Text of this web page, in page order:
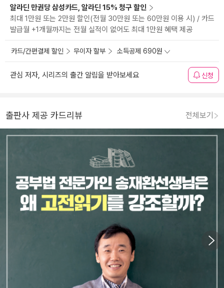
알라딘 만권당 삼성카드, 알라딘 15% 청구 할인
최대 1만원 또는 2만원 할인(전월 30만원 또는 60만원 이용 시) / 카드
발급월 +1개월까지는 전월 실적이 없어도 최대 1만원 혜택 제공
카드/간편결제 할인 무이자 할부 소득공제 690원
관심 저자, 시리즈의 출간 알림을 받아보세요 신청
출판사 제공 카드리뷰 전체보기